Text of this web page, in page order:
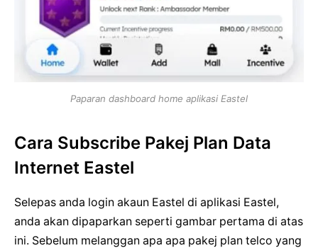
Paparan dashboard home aplikasi Eastel
Cara Subscribe Pakej Plan Data
Internet Eastel
Selepas anda login akaun Eastel di aplikasi Eastel,
anda akan dipaparkan seperti gambar pertama di atas
ini. Sebelum melanggan apa apa pakej plan telco yang